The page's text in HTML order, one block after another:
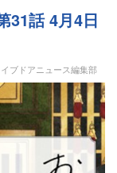
31話 4月4日
ブドアニュース編集部